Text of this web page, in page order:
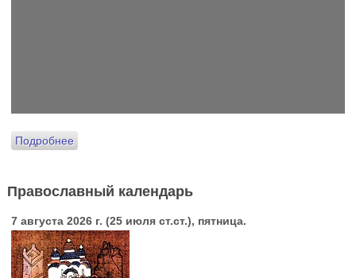
Подробнее
Православный календарь
7 августа 2026 г. (25 июля ст.ст.), пятница.